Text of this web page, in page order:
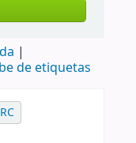
de etiquetas